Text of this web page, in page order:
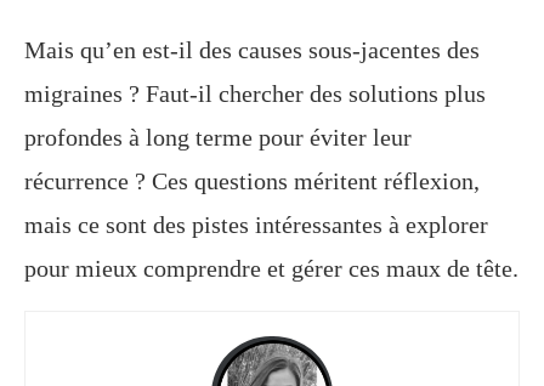
Mais qu’en est-il des causes sous-jacentes des
migraines ? Faut-il chercher des solutions plus
profondes à long terme pour éviter leur
récurrence ? Ces questions méritent réflexion,
mais ce sont des pistes intéressantes à explorer
pour mieux comprendre et gérer ces maux de tête.